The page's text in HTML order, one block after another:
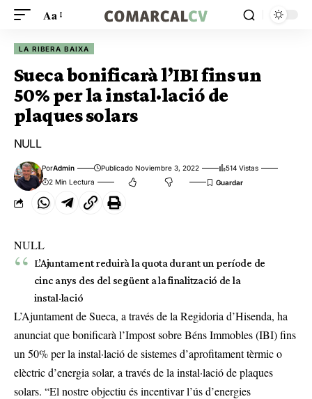
Aa
LA RIBERA BAIXA
Sueca bonificarà l’IBI fins un
50% per la instal·lació de
plaques solars
NULL
PorAdmin Publicado Noviembre 3, 2022
514 Vistas
2 Min Lectura
NULL
L’Ajuntament reduirà la quota durant un període de
cinc anys des del següent a la finalització de la
instal·lació
L’Ajuntament de Sueca, a través de la Regidoria d’Hisenda, ha
anunciat que bonificarà l’Impost sobre Béns Immobles (IBI) fins
un 50% per la instal·lació de sistemes d’aprofitament tèrmic o
elèctric d’energia solar, a través de la instal·lació de plaques
solars. “El nostre objectiu és incentivar l’ús d’energies